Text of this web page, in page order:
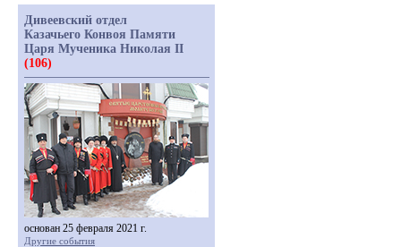
Дивеевский отдел
Казачьего Конвоя Памяти
Царя Мученика Николая II
(106)
основан 25 февраля 2021 г.
Другие события